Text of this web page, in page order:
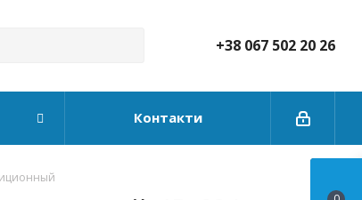
+38 067 502 20 26
Контакти